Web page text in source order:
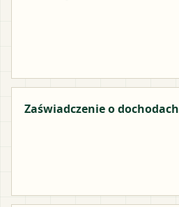
Zaświadczenie o dochodach